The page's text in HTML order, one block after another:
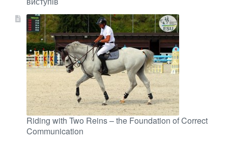
Riding with Two Reins – the Foundation of Correct
Communication